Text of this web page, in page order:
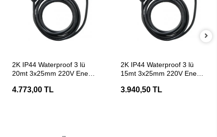
2K IP44 Waterproof 3 lü
20mt 3x25mm 220V Enerji
4.773,00 TL
2K IP44 Waterproof 3 lü
15mt 3x25mm 220V Enerji
3.940,50 TL